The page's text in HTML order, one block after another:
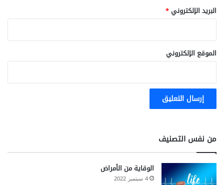
البريد الإلكتروني*
الموقع الإلكتروني
من نفس التصنيف
الوقاية من الأمراض
4 سبتمبر 2022